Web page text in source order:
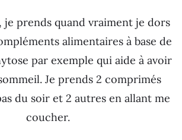
je prends quand vraiment je dors
alimentaires à base de
par exemple qui aide à avoir
Je prends 2 comprimés
du soir et 2 autres en allant me
coucher.